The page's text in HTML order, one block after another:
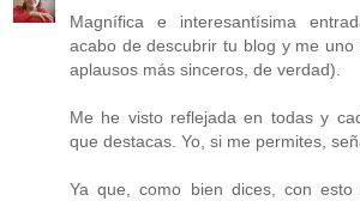
Magnífica e interesantísima
acabo de descubrir tu blog y me
aplausos más sinceros, de verdad).
Me he visto reflejada en todas y
que destacas. Yo, si me permites,
Ya que, como bien dices, con